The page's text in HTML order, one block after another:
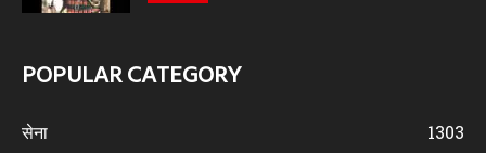
POPULAR CATEGORY
सेना
1303